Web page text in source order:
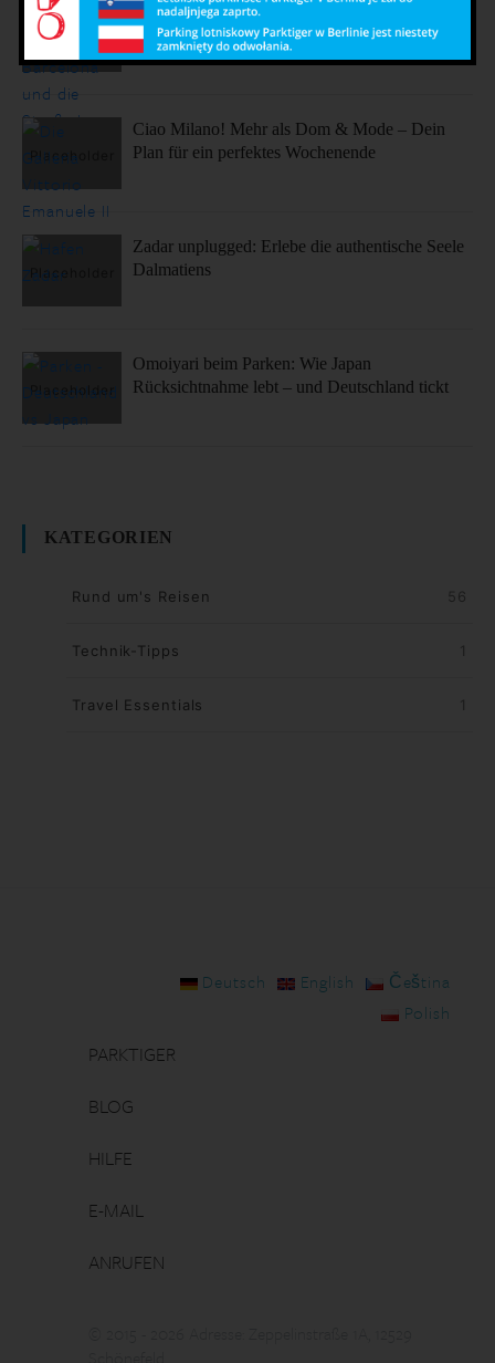
Sonne, Stil, Sehenswürdigkeiten – So fühlt sich
Barcelona an
Ciao Milano! Mehr als Dom & Mode – Dein
Plan für ein perfektes Wochenende
Zadar unplugged: Erlebe die authentische Seele
Dalmatiens
Omoiyari beim Parken: Wie Japan
Rücksichtnahme lebt – und Deutschland tickt
KATEGORIEN
Rund um's Reisen 56
Technik-Tipps 1
Travel Essentials 1
Deutsch English
Čeština
Polish
PARKTIGER
BLOG
HILFE
E-MAIL
ANRUFEN